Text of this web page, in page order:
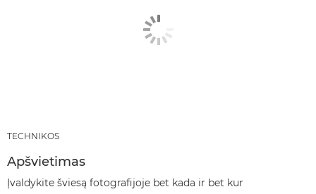
TECHNIKOS
Apšvietimas
Įvaldykite šviesą fotografijoje bet kada ir bet kur